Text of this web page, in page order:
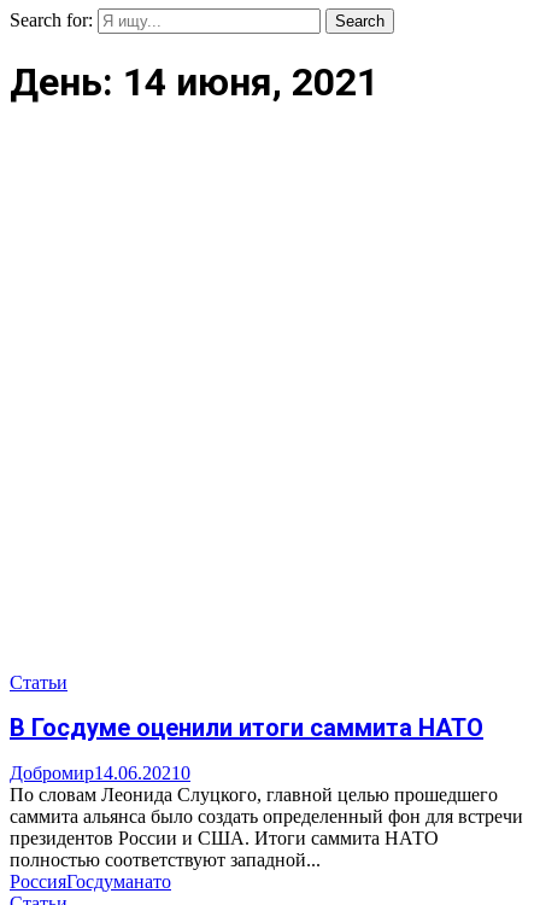
Search for: Search
День: 14 июня, 2021
Статьи
В Госдуме оценили итоги саммита НАТО
Добромир14.06.20210
По словам Леонида Слуцкого, главной целью прошедшего
саммита альянса было создать определенный фон для встречи
президентов России и США. Итоги саммита НАТО
полностью соответствуют западной...
РоссияГосдуманато